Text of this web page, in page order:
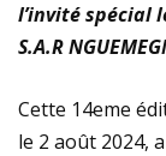
Tournoi de
l’invité spécial
S.A.R
Cette 14eme
le 2 août 2024,